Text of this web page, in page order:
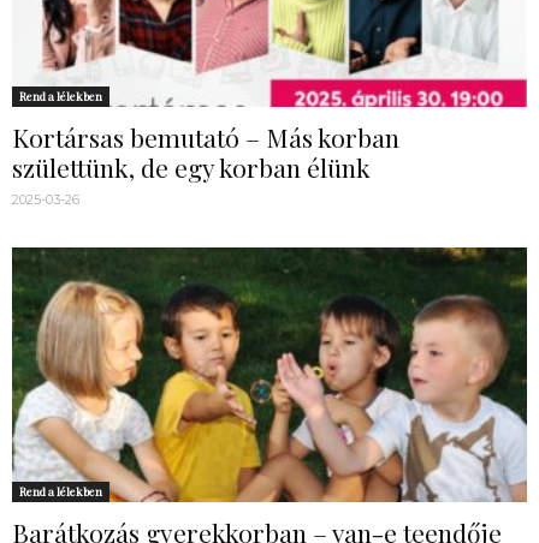
Rend a lélekben
Kortársas bemutató – Más korban
születtünk, de egy korban élünk
2025-03-26
Rend a lélekben
Barátkozás gyerekkorban – van-e teendője